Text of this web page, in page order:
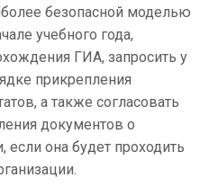
безопасной моделью
учебного года,
ГИА, запросить у
прикрепления
а также согласовать
документов о
если она будет проходить